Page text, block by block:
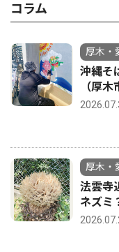
コラム
厚木・
沖縄そ
（厚
厚木・
法雲寺
ネズミ